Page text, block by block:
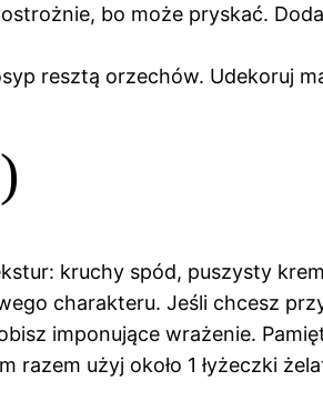
bo może pryskać.
resztą orzechów. Udekoruj
kruchy spód, puszysty
charakteru. Jeśli chcesz
imponujące wrażenie.
razem użyj około 1 łyżeczki